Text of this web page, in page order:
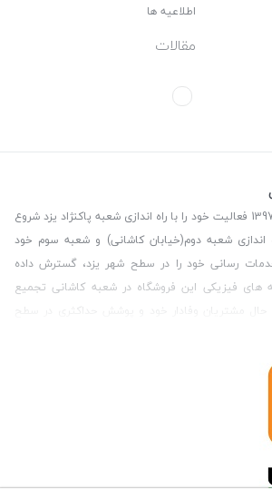
اطلاعیه ها
مقالات
فروشگاه پالادیوم از سال 1397 فعالیت خود را با راه اندازی شعبه پاکنژاد یزد شروع
اندازی شعبه دوم(خیابان کاشانی) و شعبه سوم خود
رسانی خود را در سطح شهر یزد، گسترش داده
فیزیکی این فروشگاه در شعبه کاشانی تجمیع
مشتریان وفادار خود و پوشش حداکثری در سطح
سطح کشور، فروشگاه اینترنتی پالامی را راه اندازی
اینترنتی پالامی فراهم نمودن یک خرید اینترنتی
باکیفیت و دارای قیمت مناسب می باشد که مشتری
کالاهای خود را سفارش داده و در زمان مورد نظر خود
وجود عدم تطابق سفارش و کالای تحویل شده ضمانت
سابقه درخشان در فروش حضوری و جذب مشتریان و
های دولتی و خصوصی از افتخارات این مجموعه می باشد.